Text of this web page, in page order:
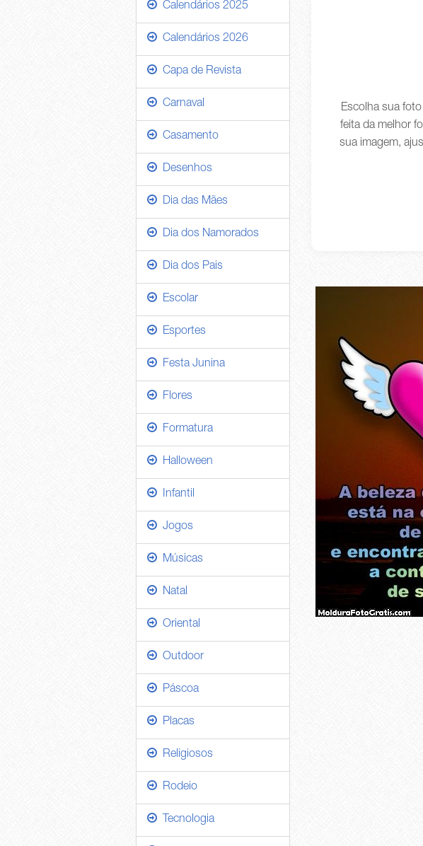
Escolha sua
feita da melhor
sua imagem,
Calendários 2025
Calendários 2026
Capa de Revista
Carnaval
Casamento
Desenhos
Dia das Mães
Dia dos Namorados
Dia dos Pais
Escolar
Esportes
Festa Junina
Flores
Formatura
Halloween
Infantil
Jogos
Músicas
Natal
Oriental
Outdoor
Páscoa
Placas
Religiosos
Rodeio
Tecnologia